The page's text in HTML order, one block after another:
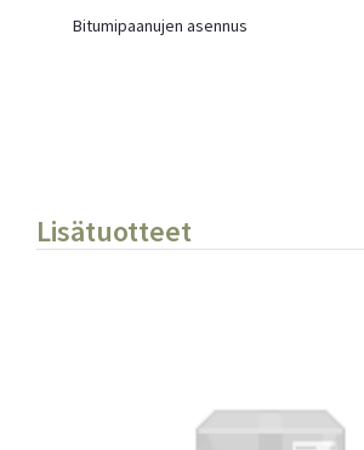
Bitumipaanujen asennus
Lisätuotteet